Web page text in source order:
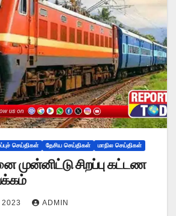
செய்திகள் தேசிய செய்திகள் மாநில செய்திகள்
முன்னிட்டு சிறப்பு கட்டண
2023 ADMIN